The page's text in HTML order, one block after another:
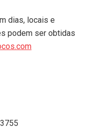
dias, locais e
podem ser obtidas